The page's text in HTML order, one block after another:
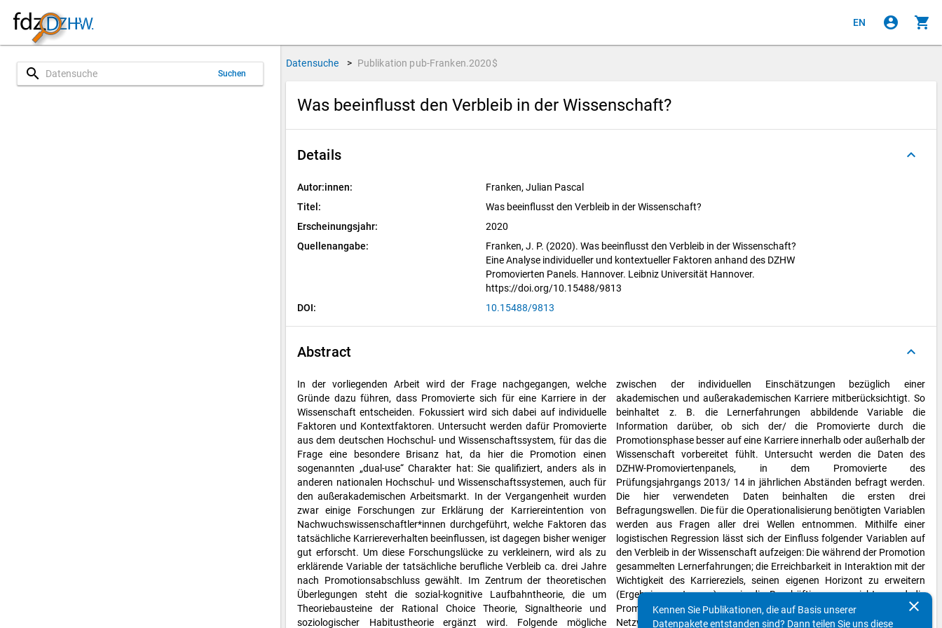
EN account_circle shopping_cart
search Suchen
Datensuche > Publikation pub-Franken.2020$
Was beeinflusst den Verbleib in der Wissenschaft?
Details keyboard_arrow_up
Autor:innen:
Franken, Julian Pascal
Titel:
Was beeinflusst den Verbleib in der Wissenschaft?
Erscheinungsjahr:
2020
Quellenangabe:
Franken, J. P. (2020). Was beeinflusst den Verbleib in der Wissenschaft?
Eine Analyse individueller und kontextueller Faktoren anhand des DZHW
Promovierten Panels. Hannover. Leibniz Universität Hannover.
https://doi.org/10.15488/9813
DOI:
10.15488/9813
Abstract keyboard_arrow_up
In der vorliegenden Arbeit wird der Frage nachgegangen, welche
Gründe dazu führen, dass Promovierte sich für eine Karriere in der
Wissenschaft entscheiden. Fokussiert wird sich dabei auf individuelle
Faktoren und Kontextfaktoren. Untersucht werden dafür Promovierte
aus dem deutschen Hochschul- und Wissenschaftssystem, für das die
Frage eine besondere Brisanz hat, da hier die Promotion einen
sogenannten „dual-use“ Charakter hat: Sie qualifiziert, anders als in
anderen nationalen Hochschul- und Wissenschaftssystemen, auch für
den außerakademischen Arbeitsmarkt. In der Vergangenheit wurden
zwar einige Forschungen zur Erklärung der Karriereintention von
Nachwuchswissenschaftler*innen durchgeführt, welche Faktoren das
tatsächliche Karriereverhalten beeinflussen, ist dagegen bisher weniger
gut erforscht. Um diese Forschungslücke zu verkleinern, wird als zu
erklärende Variable der tatsächliche berufliche Verbleib ca. drei Jahre
nach Promotionsabschluss gewählt. Im Zentrum der theoretischen
Überlegungen steht die sozial-kognitive Laufbahntheorie, die um
Theoriebausteine der Rational Choice Theorie, Signaltheorie und
soziologischer Habitustheorie ergänzt wird. Folgende mögliche
zwischen der individuellen Einschätzungen bezüglich einer
akademischen und außerakademischen Karriere mitberücksichtigt. So
beinhaltet z. B. die Lernerfahrungen abbildende Variable die
Information darüber, ob sich der/ die Promovierte durch die
Promotionsphase besser auf eine Karriere innerhalb oder außerhalb der
Wissenschaft vorbereitet fühlt. Untersucht werden die Daten des
DZHW-Promoviertenpanels, in dem Promovierte des
Prüfungsjahrgangs 2013/ 14 in jährlichen Abständen befragt werden.
Die hier verwendeten Daten beinhalten die ersten drei
Befragungswellen. Die für die Operationalisierung benötigten Variablen
werden aus Fragen aller drei Wellen entnommen. Mithilfe einer
logistischen Regression lässt sich der Einfluss folgender Variablen auf
den Verbleib in der Wissenschaft aufzeigen: Die während der Promotion
gesammelten Lernerfahrungen; die Erreichbarkeit in Interaktion mit der
Wichtigkeit des Karriereziels, seinen eigenen Horizont zu erweitern
(Ergebniserwartungen) sowie die Beschäftigungsaussichten und die
Promotionsnote. Das Promotionsfach und die Qualität des sozialen
Netzwerks scheinen ebenfalls Einfluss zu nehmen. Allerdings weisen die
clear
Kennen Sie Publikationen, die auf Basis unserer
Datenpakete entstanden sind? Dann teilen Sie uns diese